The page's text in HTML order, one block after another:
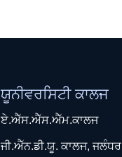
ਯੂਨੀਵਰਸਿਟੀ ਕਾਲਜ
ਏ.ਐੱਸ.ਐੱਸ.ਐੱਮ.ਕਾਲਜ
ਜੀ.ਐੱਨ.ਡੀ.ਯੂ. ਕਾਲਜ, ਜਲੰਧਰ